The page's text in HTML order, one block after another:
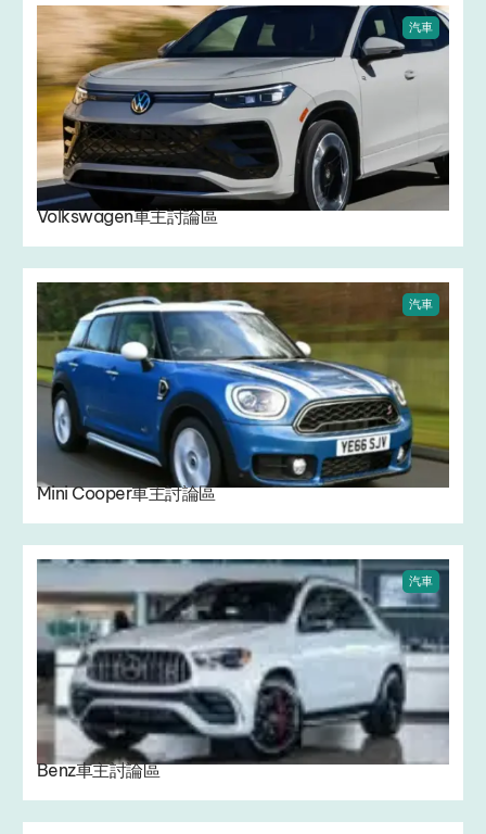
汽車
Volkswagen車主討論區
汽車
Mini Cooper車主討論區
汽車
Benz車主討論區